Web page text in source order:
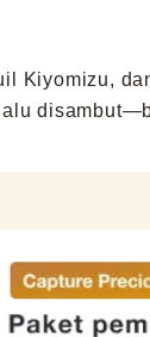
Kiyomizu,